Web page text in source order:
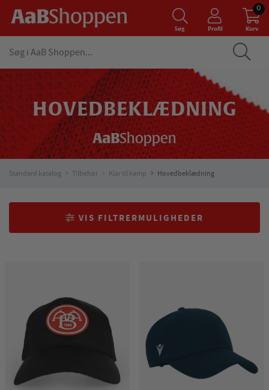
Søg Profil Kurv
0
HOVEDBEKLÆDNING
Standard katalog Tilbehør Klar til kamp Hovedbeklædning
VIS FILTRERMULIGHEDER